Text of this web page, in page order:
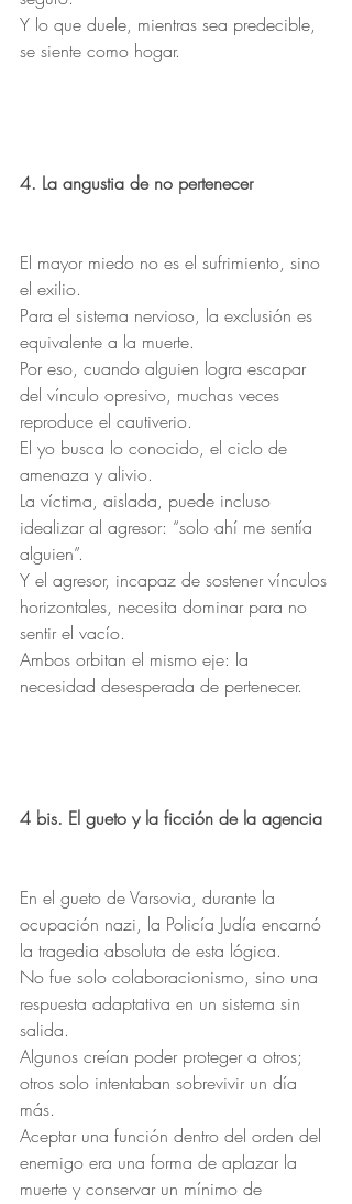
Y lo que duele, mientras sea predecible,
se siente como hogar.
4. La angustia de no pertenecer
El mayor miedo no es el sufrimiento, sino
el exilio.
Para el sistema nervioso, la exclusión es
equivalente a la muerte.
Por eso, cuando alguien logra escapar
del vínculo opresivo, muchas veces
reproduce el cautiverio.
El yo busca lo conocido, el ciclo de
amenaza y alivio.
La víctima, aislada, puede incluso
idealizar al agresor: “solo ahí me sentía
alguien”.
Y el agresor, incapaz de sostener vínculos
horizontales, necesita dominar para no
sentir el vacío.
Ambos orbitan el mismo eje: la
necesidad desesperada de pertenecer.
4 bis. El gueto y la ficción de la agencia
En el gueto de Varsovia, durante la
ocupación nazi, la Policía Judía encarnó
la tragedia absoluta de esta lógica.
No fue solo colaboracionismo, sino una
respuesta adaptativa en un sistema sin
salida.
Algunos creían poder proteger a otros;
otros solo intentaban sobrevivir un día
más.
Aceptar una función dentro del orden del
enemigo era una forma de aplazar la
muerte y conservar un mínimo de